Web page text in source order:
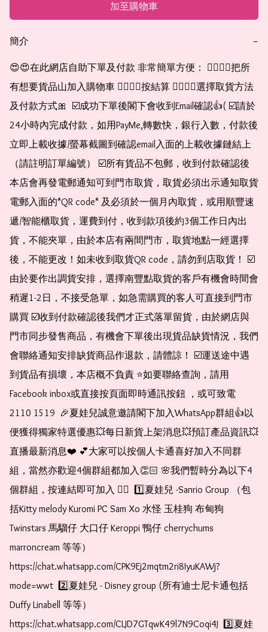
加至購物車
簡介 −
😍😍在此網店自助下單及付款 非常簡單方便： 👉🏻👉🏻把所
有想要貨品山加入購物車 👉🏻👉🏻按結算 👉🏻👉🏻選擇取貨方法
及付款方式🎀  ☑️成功下單後閣下會收到Email確認👍( ☑️請於
24小時內完成付款，如用PayMe,轉數快，銀行入數，付款後
立即上載收據/螢幕截圖到確認email入面的上載收據鏈結上
（請註明訂單編號） ☑️所有貨品不包郵，收到付款確認後
本店會再發電郵通知可到門市取貨，取貨必須出示通知取貨
電郵入面的*QR code* 及必須於一個月內取貨，或用順豐速
遞/智能櫃取貨，運費到付，收到款項後約3個工作日內出
貨，不能夾單，由於本店有兩間門市，取貨地點一經選擇
後，不能更改！如未收到取貨QR code，請勿到店取貨！ ☑️
由於要作出調貨安排，選擇南豐點取貨的客戶有機會時間會
稍遲1-2日，不接受急單，如急需購買的客人可直接到門市
購買 ☑️收到付款確認後我們才正式落單留貨，由於網店與
門市同步發售商品，有機會下單後出現貨品缺貨情況，我們
會聯絡通知安排缺貨商品作退款，請體諒！ ☑️運送途中遇
到貨品有損壞，本店概不負責 ⭐️如要聯絡查詢，請用
Facebook inbox或直接按頁面即時通訊按鈕 ，或可致電
2110 1519  🎉夏娃兒誠意邀請閣下加入WhatsApp群組👍以
便獲得獨家特選優惠💥每日新貨上架消息💥預訂產品資訊💥
直播最新消息❤️ 💕大家可以按個人卡通喜好加入不同群
組，當然亦歡迎4個群組都加入👏🏻 🌸我們暫時分為以下4
個群組，按連結即可加入 👇🏻  1️⃣夏娃兒 -Sanrio Group （包
括Kitty melody Kuromi PC Sam Xo 水怪 玉桂狗 布甸狗
Twinstars 馬騮仔 大口仔 Keroppi 鴨仔 cherrychums
marroncream 等等）
https://chat.whatsapp.com/CPK9Ej2mqtm2ri8IyuKAWj?
mode=wwt  2️⃣夏娃兒 - Disney group (所有迪士尼卡通包括
Duffy Linabell 等等）
https://chat.whatsapp.com/CLJD7GTqwK49l7N9Coqi4J  3️⃣夏娃